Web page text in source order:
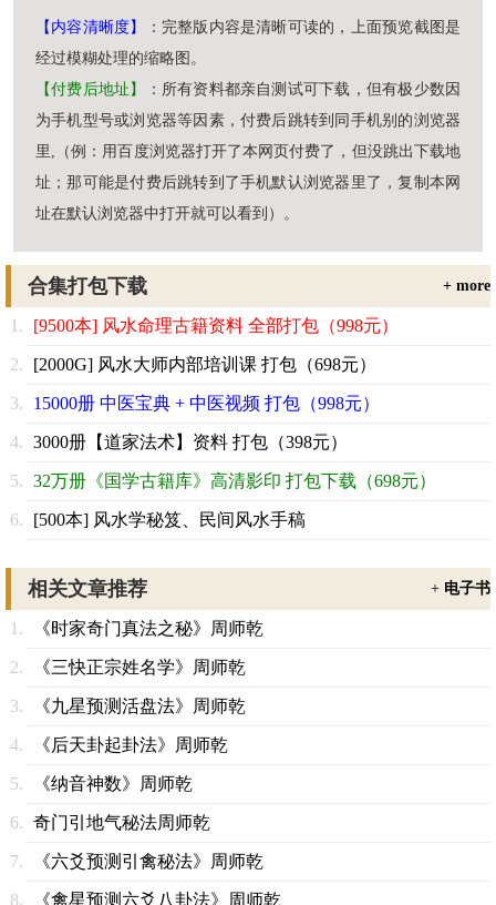
【内容清晰度】
：完整版内容是清晰可读的，上面预览截图是
经过模糊处理的缩略图。
【付费后地址】
：所有资料都亲自测试可下载，但有极少数因
为手机型号或浏览器等因素，付费后跳转到同手机别的浏览器
里,（例：用百度浏览器打开了本网页付费了，但没跳出下载地
址；那可能是付费后跳转到了手机默认浏览器里了，复制本网
址在默认浏览器中打开就可以看到）。
合集打包下载 + more
[9500本] 风水命理古籍资料 全部打包（998元）
[2000G] 风水大师内部培训课 打包（698元）
15000册 中医宝典 + 中医视频 打包（998元）
3000册【道家法术】资料 打包（398元）
32万册《国学古籍库》高清影印 打包下载（698元）
[500本] 风水学秘笈、民间风水手稿
相关文章推荐 + 电子书
《时家奇门真法之秘》周师乾
《三快正宗姓名学》周师乾
《九星预测活盘法》周师乾
《后天卦起卦法》周师乾
《纳音神数》周师乾
奇门引地气秘法周师乾
《六爻预测引禽秘法》周师乾
《禽星预测六爻八卦法》周师乾